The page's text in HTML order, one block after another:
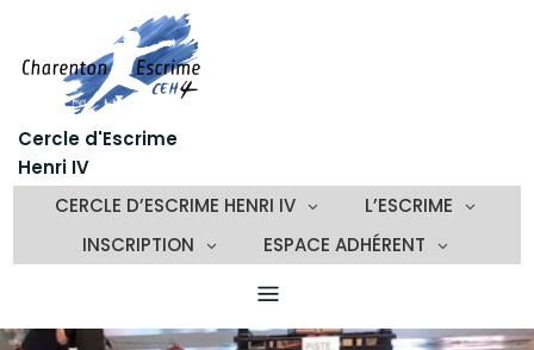
content
Cercle d'Escrime
Henri IV
CERCLE D’ESCRIME HENRI IV
L’ESCRIME
INSCRIPTION
ESPACE ADHÉRENT